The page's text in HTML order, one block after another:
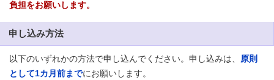
負担をお願いします。
申し込み方法
以下のいずれかの方法で申し込んでください。申し込みは、 原則
として1カ月前までにお願いします。